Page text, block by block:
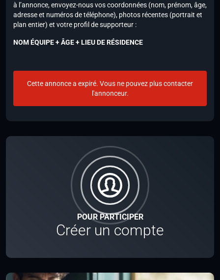
POUR PARTICIPER
Créer un compte
à l’annonce, envoyez-nous vos coordonnées (nom, prénom, âge,
adresse et numéros de téléphone), photos récentes (portrait et
plan entier) et votre profil de supporteur :
NOM ÉQUIPE + ÂGE + LIEU DE RÉSIDENCE
Cette annonce a expiré. Vous ne pouvez plus contacter
l'annonceur.